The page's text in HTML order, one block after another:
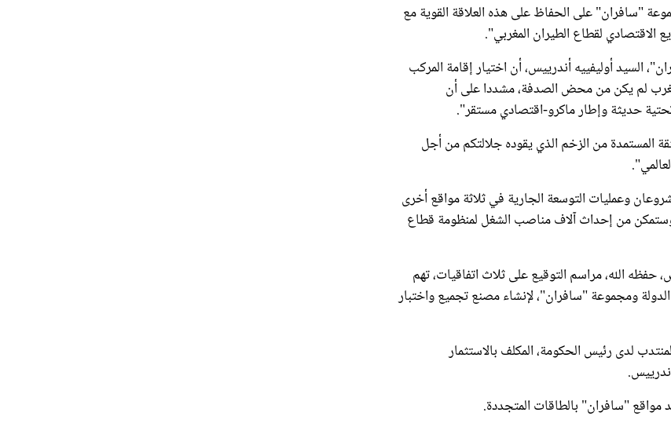
"سافران" على الحفاظ على هذه العلاقة القوية مع
الاقتصادي لقطاع الطيران المغربي".
السيد أوليفييه أندرييس، أن اختيار إقامة المركب
لم يكن من محض الصدفة، مشددا على أن
حديثة وإطار ماكرو-اقتصادي مستقر".
المستمدة من الزخم الذي يقوده جلالتكم من أجل
وعمليات التوسعة الجارية في ثلاثة مواقع أخرى
تفوق قيمته 350 مليون يورو، وستمكن من إحداث آلاف مناصب الشغل لمنظومة قطاع
الله، مراسم التوقيع على ثلاث اتفاقيات، تهم
ومجموعة "سافران"، لإنشاء مصنع تجميع واختبار
لدى رئيس الحكومة، المكلف بالاستثمار
مواقع "سافران" بالطاقات المتجددة.